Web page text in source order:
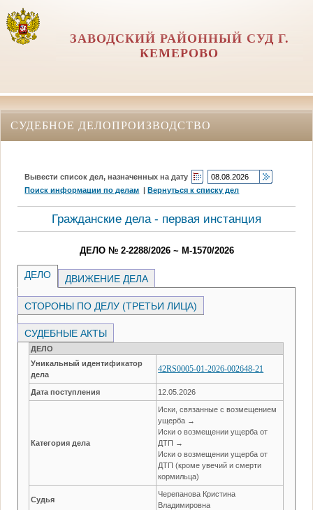
ЗАВОДСКИЙ РАЙОННЫЙ СУД Г.
КЕМЕРОВО
СУДЕБНОЕ ДЕЛОПРОИЗВОДСТВО
Вывести список дел, назначенных на дату
Поиск информации по делам |Вернуться к списку дел
Гражданские дела - первая инстанция
ДЕЛО № 2-2288/2026 ~ М-1570/2026
ДЕЛО ДВИЖЕНИЕ ДЕЛА
СТОРОНЫ ПО ДЕЛУ (ТРЕТЬИ ЛИЦА)
СУДЕБНЫЕ АКТЫ
ДЕЛО
Уникальный идентификатор
дела
42RS0005-01-2026-002648-21
Дата поступления 12.05.2026
Категория дела
Иски, связанные с возмещением
ущерба →
Иски о возмещении ущерба от
ДТП →
Иски о возмещении ущерба от
ДТП (кроме увечий и смерти
кормильца)
Судья
Черепанова Кристина
Владимировна